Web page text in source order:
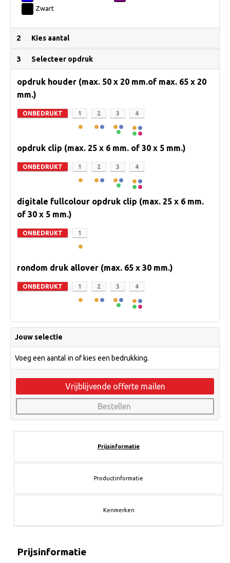
Zwart
2 Kies aantal
3 Selecteer opdruk
opdruk houder (max. 50 x 20 mm.of max. 65 x 20
mm.)
ONBEDRUKT 1 2 3 4
opdruk clip (max. 25 x 6 mm. of 30 x 5 mm.)
ONBEDRUKT 1 2 3 4
digitale fullcolour opdruk clip (max. 25 x 6 mm.
of 30 x 5 mm.)
ONBEDRUKT 1
rondom druk allover (max. 65 x 30 mm.)
ONBEDRUKT 1 2 3 4
Jouw selectie
Voeg een aantal in of kies een bedrukking.
Vrijblijvende offerte mailen
Bestellen
Prijsinformatie
Productinformatie
Kenmerken
Prijsinformatie